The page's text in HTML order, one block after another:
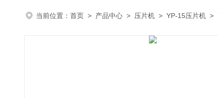
当前位置： 首页 > 产品中心 > 压片机 > YP-15压片机 >